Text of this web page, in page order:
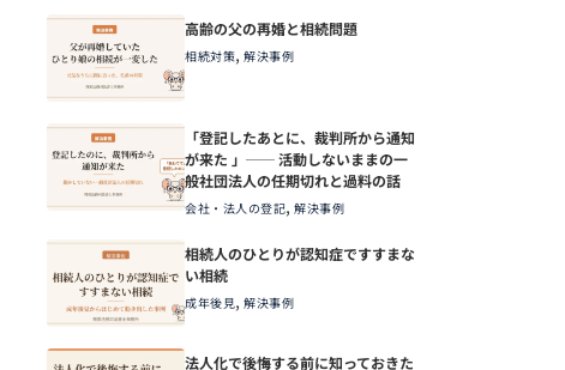
高齢の父の再婚と相続問題
相続対策, 解決事例
「登記したあとに、裁判所から通知
が来た 」── 活動しないままの一
般社団法人の任期切れと過料の話
会社・法人の登記, 解決事例
相続人のひとりが認知症ですすまな
い相続
成年後見, 解決事例
法人化で後悔する前に知っておきた